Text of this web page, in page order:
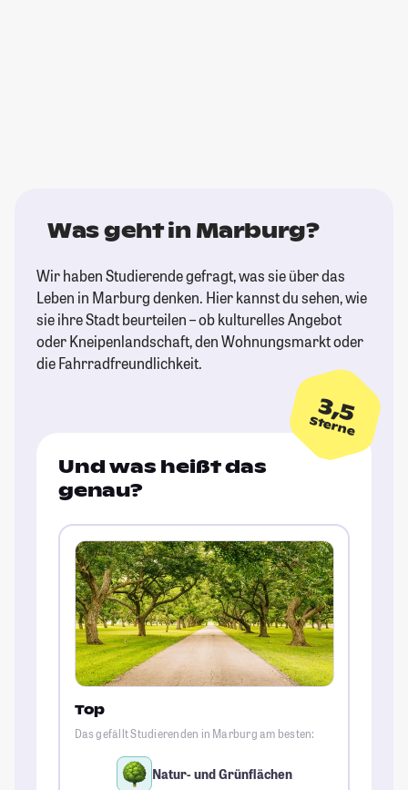
Was geht in Marburg?
Wir haben Studierende gefragt, was sie über das
Leben in Marburg denken. Hier kannst du sehen, wie
sie ihre Stadt beurteilen – ob kulturelles Angebot
oder Kneipenlandschaft, den Wohnungsmarkt oder
die Fahrradfreundlichkeit.
3,5
Sterne
Und was heißt das
genau?
Top
Das gefällt Studierenden in Marburg am besten:
Natur- und Grünflächen